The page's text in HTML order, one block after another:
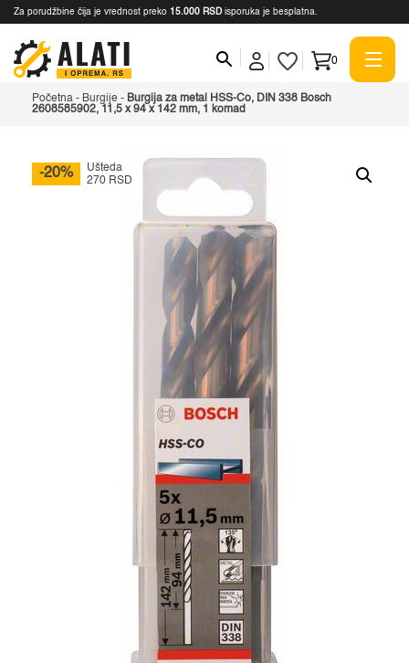
Za porudžbine čija je vrednost preko 15.000 RSD isporuka je besplatna.
0
Početna - Burgije - Burgija za metal HSS-Co, DIN 338 Bosch
2608585902, 11,5 x 94 x 142 mm, 1 komad
-20%
Ušteda
270 RSD